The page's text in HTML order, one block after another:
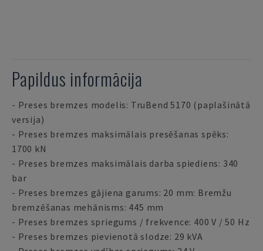
Papildus informācija
- Preses bremzes modelis: TruBend 5170 (paplašinātā
versija)
- Preses bremzes maksimālais presēšanas spēks:
1700 kN
- Preses bremzes maksimālais darba spiediens: 340
bar
- Preses bremzes gājiena garums: 20 mm: Bremžu
bremzēšanas mehānisms: 445 mm
- Preses bremzes spriegums / frekvence: 400 V / 50 Hz
- Preses bremzes pievienotā slodze: 29 kVA